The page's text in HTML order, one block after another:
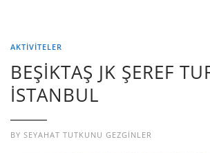
AKTİVİTELER
BEŞİKTAŞ JK ŞEREF
İSTANBUL
BY SEYAHAT TUTKUNU GEZGINLER